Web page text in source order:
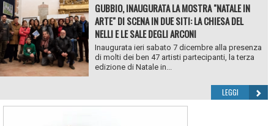
GUBBIO, INAUGURATA LA MOSTRA "NATALE IN
ARTE" DI SCENA IN DUE SITI: LA CHIESA DEL
NELLI E LE SALE DEGLI ARCONI
Inaugurata ieri sabato 7 dicembre alla presenza
di molti dei ben 47 artisti partecipanti, la terza
edizione di Natale in...
LEGGI